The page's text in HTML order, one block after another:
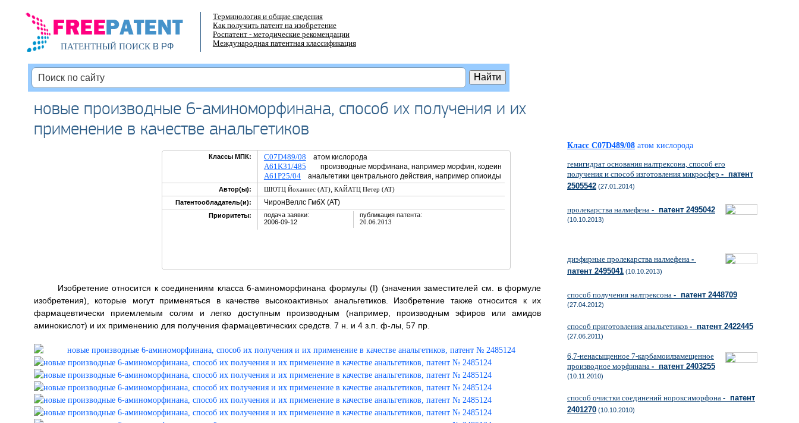
ПАТЕНТНЫЙ ПОИСКВ РФ
Терминология и общие сведения
Как получить патент на изобретение
Роспатент - методические рекомендации
Международная патентная классификация
новые производные 6-аминоморфинана, способ их получения и их
применение в качестве анальгетиков
Классы МПК: C07D489/08 атом кислорода
A61K31/485 производные морфинана, например морфин, кодеин
A61P25/04анальгетики центрального действия, например опиоиды
Автор(ы): ШЮТЦ Йоханнес (AT), КАЙАТЦ Петер (AT)
Патентообладатель(и):
ЧиронВеллс ГмбХ (AT)
Приоритеты:
подача заявки:
2006-09-12
публикация патента:
20.06.2013
Изобретение относится к соединениям класса 6-аминоморфинана формулы (I) (значения заместителей см. в формуле
изобретения), которые могут применяться в качестве высокоактивных анальгетиков. Изобретение также относится к их
фармацевтически приемлемым солям и легко доступным производным (например, производным эфиров или амидов
аминокислот) и их применению для получения фармацевтических средств. 7 н. и 4 з.п. ф-лы, 57 пр.
Класс C07D489/08 атом кислорода
гемигидрат основания налтрексона, способ его
получения и способ изготовления микросфер - патент
2505542 (27.01.2014)
пролекарства налмефена - патент 2495042
(10.10.2013)
диэфирные пролекарства налмефена -
патент 2495041 (10.10.2013)
способ получения налтрексона - патент 2448709
(27.04.2012)
способ приготовления анальгетиков - патент 2422445
(27.06.2011)
6,7-ненасыщенное 7-карбамоилзамещенное
производное морфинана - патент 2403255
(10.11.2010)
способ очистки соединений нороксиморфона - патент
2401270 (10.10.2010)